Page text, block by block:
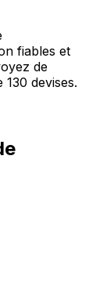
fiables et
de
devises.